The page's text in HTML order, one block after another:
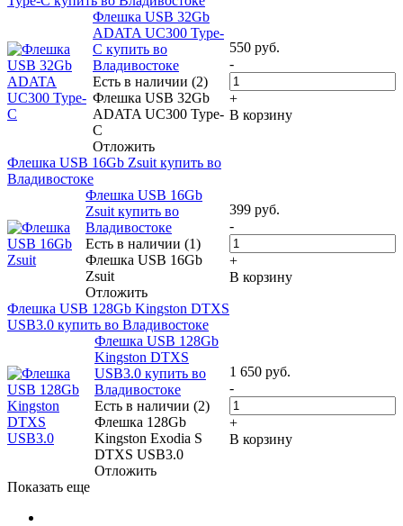
Флешка USB 32Gb
ADATA UC300 Type-
C купить во
Владивостоке
Есть в наличии (2)
Флешка USB 32Gb
ADATA UC300 Type-
C
Отложить
550 руб.
-
+
В корзину
Флешка USB 16Gb Zsuit купить во
Владивостоке
Флешка USB 16Gb
Zsuit купить во
Владивостоке
Есть в наличии (1)
Флешка USB 16Gb
Zsuit
Отложить
399 руб.
-
+
В корзину
Флешка USB 128Gb Kingston DTXS
USB3.0 купить во Владивостоке
Флешка USB 128Gb
Kingston DTXS
USB3.0 купить во
Владивостоке
Есть в наличии (2)
Флешка 128Gb
Kingston Exodia S
DTXS USB3.0
Отложить
1 650 руб.
-
+
В корзину
Показать еще